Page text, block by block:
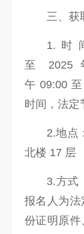
三、获
1.时
至 2025
午 09:00
时间，法定
2.地点
北楼 17 层
3.方式
报名人为
份证明原件